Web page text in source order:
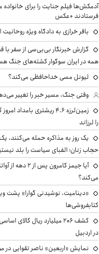
آدمکش‌ها فیلم جنایت را برای خانواده
فرستادند +عکس
باقر خرازی به دادگاه ویژه
گزارش خبرنگار بی‌بی‌سی از سفر با
همه در ایران سوگوار کشته‌های جنگ
لیونل مسی خداحافظی می‌کند؟
وقتی جنگ، مسیر خبر را تغییر
زمین‌لرزه ۴.۶ ریشتری بامداد
را لرزاند
یک روز به مذاکره حمله می‌کنند،
حجاب زنان؛ الفبای سیاست را بلد
آیا جیمز کامرون پس از ۲
می‌کند؟
«دینامیت، نوشیدنی گوارا» پشت
کتابفروشی‌ها
کشف ۲۰۶ میلیارد ریال کالای
در اردبیل
نمایش «اربعین» ناصر تقوایی در